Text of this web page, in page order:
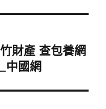
財產 查包養網
中國網